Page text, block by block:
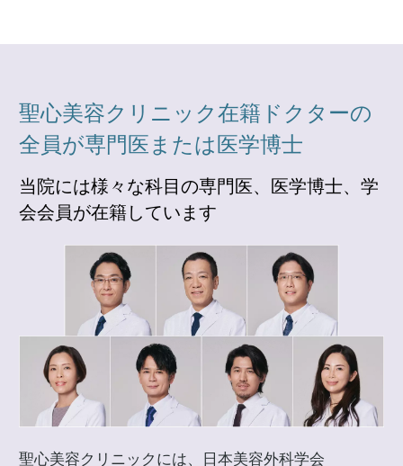
聖心美容クリニック在籍ドクターの
全員が専門医または医学博士
当院には様々な科目の専門医、医学博士、学
会会員が在籍しています
聖心美容クリニックには、日本美容外科学会